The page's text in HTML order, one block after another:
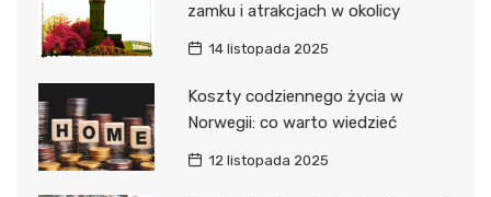
zamku i atrakcjach w okolicy
14 listopada 2025
Koszty codziennego życia w
Norwegii: co warto wiedzieć
12 listopada 2025